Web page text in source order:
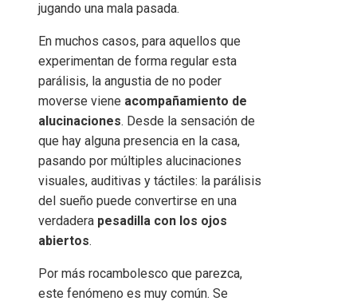
jugando una mala pasada.
En muchos casos, para aquellos que
experimentan de forma regular esta
parálisis, la angustia de no poder
moverse viene acompañamiento de
alucinaciones. Desde la sensación de
que hay alguna presencia en la casa,
pasando por múltiples alucinaciones
visuales, auditivas y táctiles: la parálisis
del sueño puede convertirse en una
verdadera pesadilla con los ojos
abiertos.
Por más rocambolesco que parezca,
este fenómeno es muy común. Se